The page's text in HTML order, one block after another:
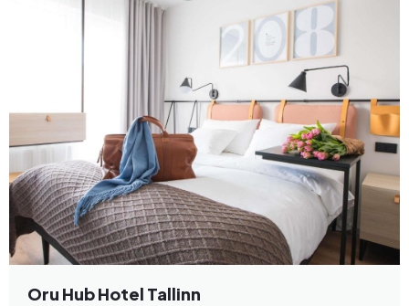
Oru Hub Hotel Tallinn